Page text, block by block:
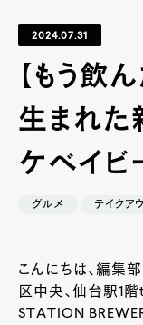
2024.07.31
【もう飲
生まれた
ケベイビー
グルメ テイクア
こんにちは、編集
区中央、仙台駅1
STATION